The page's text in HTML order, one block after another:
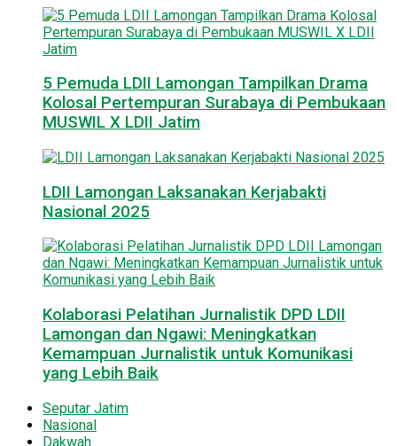
5 Pemuda LDII Lamongan Tampilkan Drama
Kolosal Pertempuran Surabaya di Pembukaan
MUSWIL X LDII Jatim
LDII Lamongan Laksanakan Kerjabakti
Nasional 2025
Kolaborasi Pelatihan Jurnalistik DPD LDII
Lamongan dan Ngawi: Meningkatkan
Kemampuan Jurnalistik untuk Komunikasi
yang Lebih Baik
Seputar Jatim
Nasional
Dakwah